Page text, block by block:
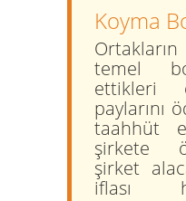
Koyma
temel
ettikleri
paylarını
taahhüt
şirkete
şirket
iflası